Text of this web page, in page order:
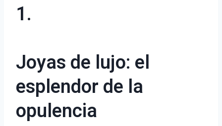
1.
Joyas de lujo: el
esplendor de la
opulencia